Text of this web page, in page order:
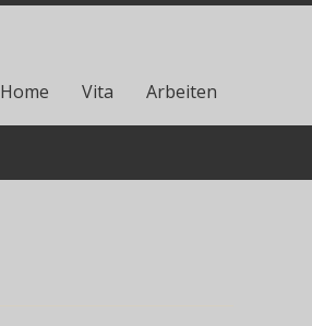
Home Vita Arbeiten